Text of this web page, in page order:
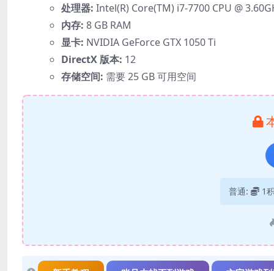
处理器: Intel(R) Core(TM) i7-7700 CPU @
内存: 8 GB RAM
显卡: NVIDIA GeForce GTX 1050 Ti
DirectX 版本: 12
存储空间: 需要 25 GB 可用空间
普通: 1